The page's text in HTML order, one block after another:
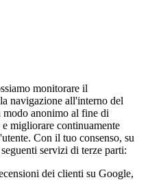
monitorare il
navigazione all'interno del
anonimo al fine di
migliorare continuamente
Con il tuo consenso, su
servizi di terze parti:
dei clienti su Google,